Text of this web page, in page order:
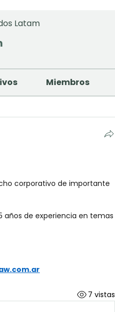
Latam
Miembros
años de experiencia en temas
7 vistas